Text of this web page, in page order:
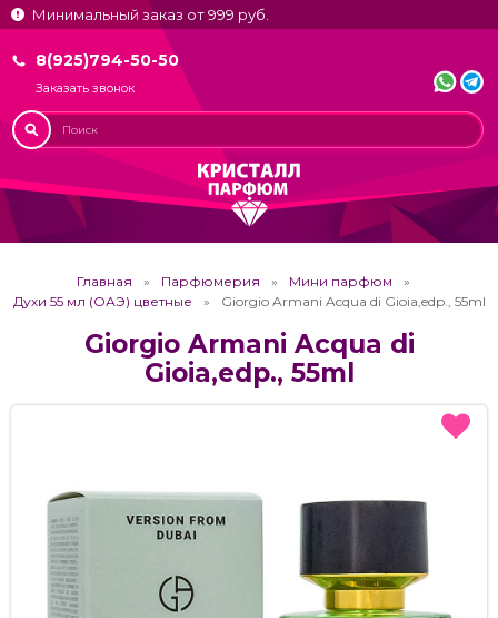
Минимальный заказ от 999 руб.
8(925)794-50-50
Заказать звонок
Главная Парфюмерия
Мини парфюм
Духи 55 мл (ОАЭ) цветные
Giorgio Armani Acqua di Gioia,edp., 55ml
Giorgio Armani Acqua di
Gioia,edp., 55ml